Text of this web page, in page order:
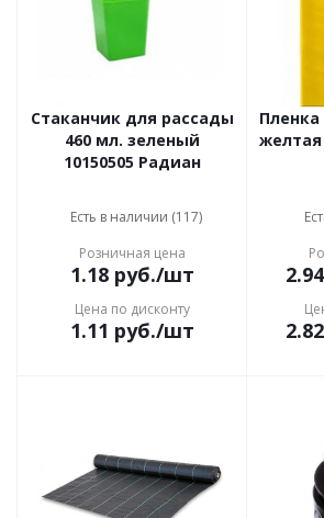
Стаканчик для рассады
460 мл. зеленый
10150505 Радиан
Есть в наличии (117)
Розничная цена
1.18руб./шт
Цена по дисконту
1.11 руб./шт
Пленка
2.94
2.82